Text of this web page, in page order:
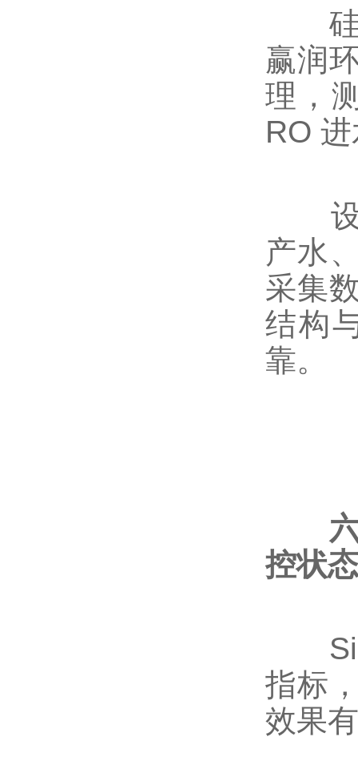
硅
赢润
理，
RO
设
产水
采集
结构
靠。
控状态
指标
效果